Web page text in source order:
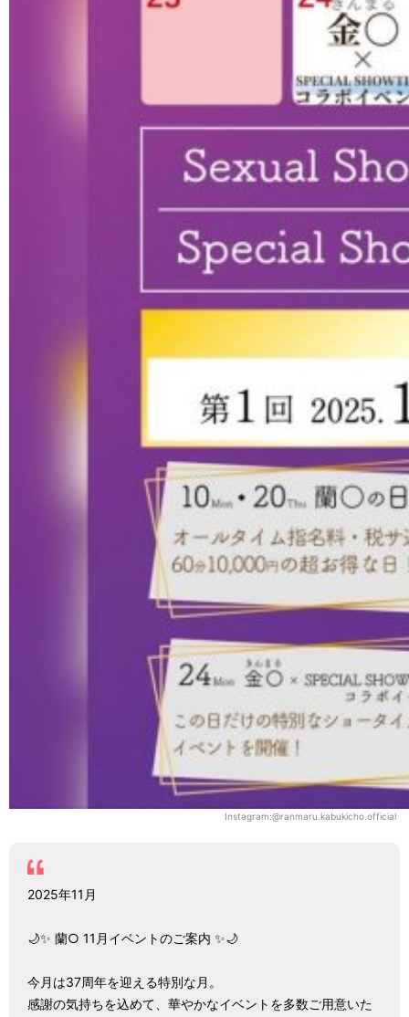
Instagram:@ranmaru.kabukicho.official
2025年11月
🌙✨ 蘭○ 11月イベントのご案内 ✨🌙
今月は37周年を迎える特別な月。
感謝の気持ちを込めて、華やかなイベントを多数ご用意いた